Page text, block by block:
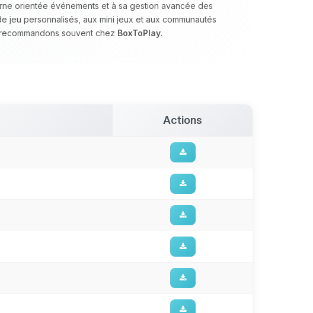
orientée événements et à sa gestion avancée des
jeu personnalisés, aux mini jeux et aux communautés
souvent chez BoxToPlay.
Actions